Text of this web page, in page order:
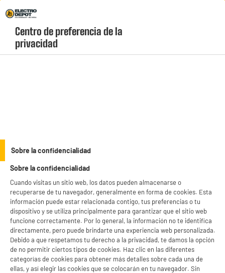
Menú
geolocation-header-icon-text
account
Centro de preferencia de la
privacidad
Sobre la confidencialidad
Sobre la confidencialidad
Cuando visitas un sitio web, los datos pueden almacenarse o
recuperarse de tu navegador, generalmente en forma de cookies. Esta
información puede estar relacionada contigo, tus preferencias o tu
dispositivo y se utiliza principalmente para garantizar que el sitio web
funcione correctamente. Por lo general, la información no te identifica
directamente, pero puede brindarte una experiencia web personalizada.
Debido a que respetamos tu derecho a la privacidad, te damos la opción
de no permitir ciertos tipos de cookies. Haz clic en las diferentes
categorías de cookies para obtener más detalles sobre cada una de
ellas, y así elegir las cookies que se colocarán en tu navegador. Sin